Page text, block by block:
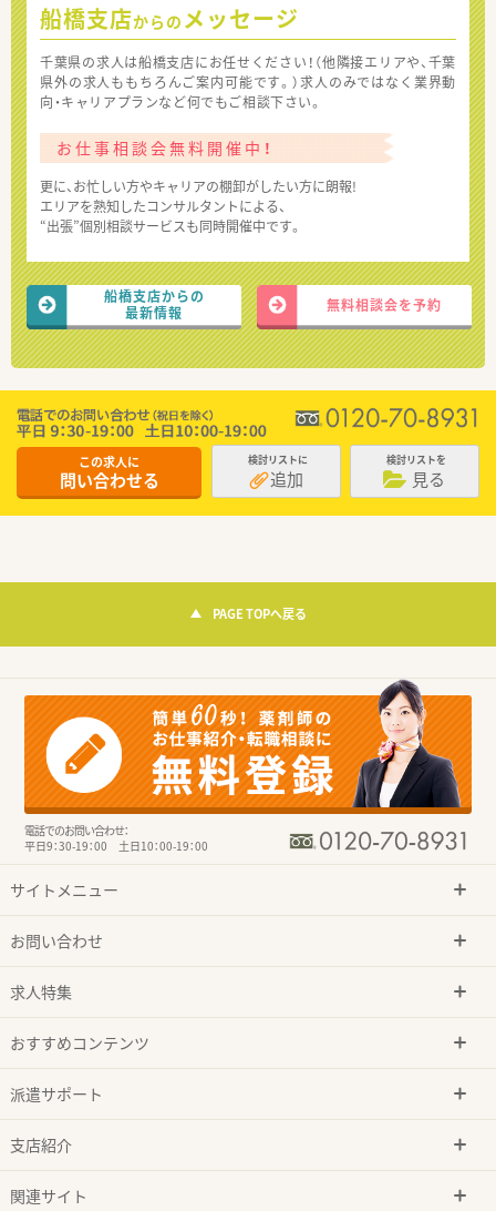
船橋支店からの メッセージ
千葉県の求人は船橋支店にお任せください！（他隣接エリアや、千葉
県外の求人ももちろんご案内可能です。）求人のみではなく業界動
向・キャリアプランなど何でもご相談下さい。
お仕事相談会無料開催中！
更に、お忙しい方やキャリアの棚卸がしたい方に朗報!
エリアを熟知したコンサルタントによる、
“出張”個別相談サービスも同時開催中です。
船橋支店からの
最新情報
無料相談会を予約
この求人に
問い合わせる
検討リストに
追加
検討リストを
見る
PAGE TOPへ戻る
電話でのお問い合わせ：
平日9：30-19：00 土日10：00-19：00
サイトメニュー
お問い合わせ
求人特集
おすすめコンテンツ
派遣サポート
支店紹介
関連サイト